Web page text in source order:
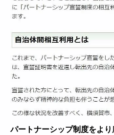
パートナーシップ制度をよ